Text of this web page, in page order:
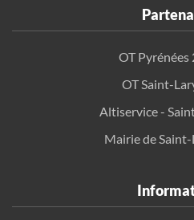
OT Pyrénées
OT Saint-
Altiservice -
Mairie de Saint-